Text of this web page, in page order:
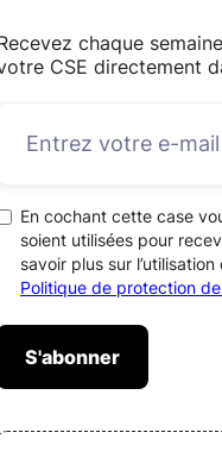
chaque
CSE directement
En cochant cette case
soient utilisées pour
savoir plus sur
Politique de protection